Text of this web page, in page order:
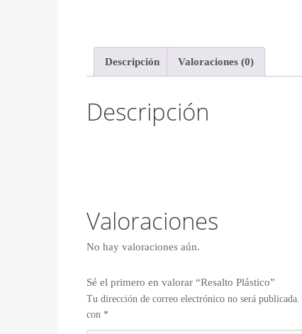
Descripción Valoraciones (0)
Descripción
Valoraciones
No hay valoraciones aún.
Sé el primero en valorar “Resalto Plástico”
Tu dirección de correo electrónico no será publicada.
con *